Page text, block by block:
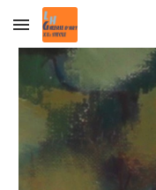
Skip to main content